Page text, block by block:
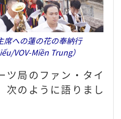
席への蓮の花の奉納行
VOV-Miền Trung）
ツ局のファン・タイ
次のように語りまし